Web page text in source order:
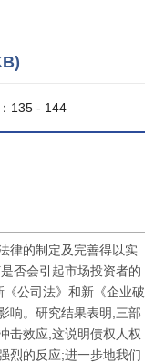
：135 - 144
律的制定及完善得以实
否会引起市场投资者的
公司法》和新《企业破
响。研究结果表明,三部
击效应,这说明债权人权
烈的反应;进一步地我们